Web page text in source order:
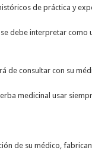
de práctica y
debe interpretar como
de consultar con su
medicinal usar
de su médico,